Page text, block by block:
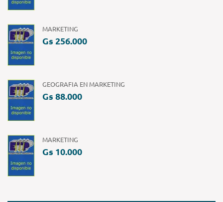
MARKETING
Gs 256.000
GEOGRAFIA EN MARKETING
Gs 88.000
MARKETING
Gs 10.000